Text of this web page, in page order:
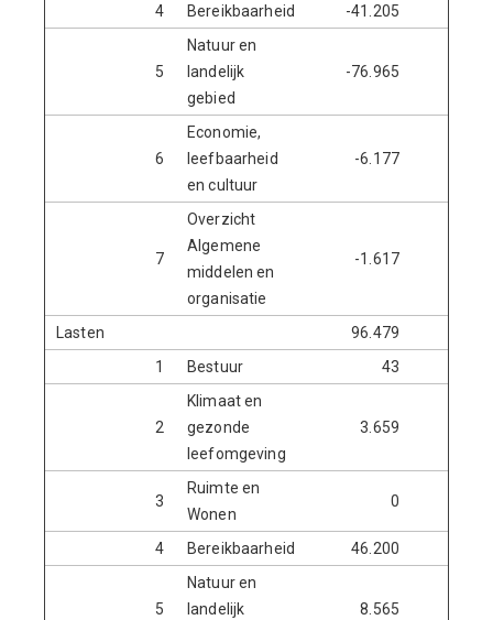
4 Bereikbaarheid -41.205
5
Natuur en
landelijk
gebied
-76.965
6
Economie,
leefbaarheid
en cultuur
-6.177
7
Overzicht
Algemene
middelen en
organisatie
-1.617
Lasten 96.479
1
Bestuur 43
2
Klimaat en
gezonde
leefomgeving
3.659
3
Ruimte en
Wonen
0
4 Bereikbaarheid 46.200
5
Natuur en
landelijk
8.565